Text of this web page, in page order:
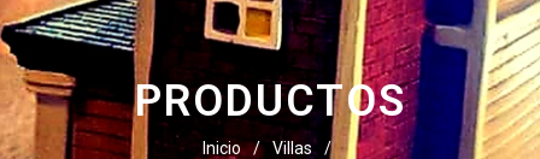
PRODUCTOS
Inicio / Villas
/